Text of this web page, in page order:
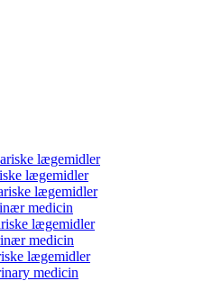
lægemidler
lægemidler
lægemidler
medicin
lægemidler
medicin
lægemidler
medicin